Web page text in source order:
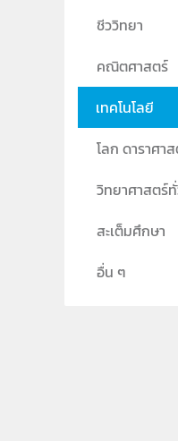
ชีววิทยา
คณิตศาสตร์
เทคโนโลยี
โลก ดาราศา
วิทยาศาสตร์ทั่
สะเต็มศึกษา
อื่น ๆ